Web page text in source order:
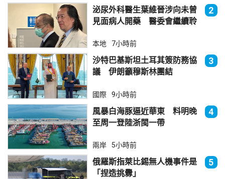
泌尿外科醫生葉維晉涉向未曾
見面病人開藥 醫委會繼續聆
2
本地 7小時前
沙特巴基斯坦土耳其簽防務協
議 伊朗籲穆斯林團結
3
國際 9小時前
風暴白海豚逼近華東 料明晚
至周一登陸浙閩一帶
4
兩岸 5小時前
俄羅斯指萊比錫無人機事件是
「捏造挑釁」
5